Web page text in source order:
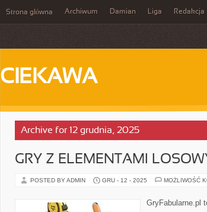
Strona główna Archiwum Damian Liga Redakcja
CIEKAWA
Archive for 12 grudnia, 2025
GRY Z ELEMENTAMI
POSTED BY ADMIN GRU - 12 - 2025 MOŻLIWOŚĆ
GryFabularne.pl